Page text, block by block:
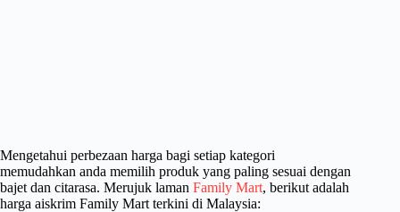
Mengetahui perbezaan harga bagi setiap kategori
memudahkan anda memilih produk yang paling sesuai dengan
bajet dan citarasa. Merujuk laman Family Mart, berikut adalah
harga aiskrim Family Mart terkini di Malaysia: